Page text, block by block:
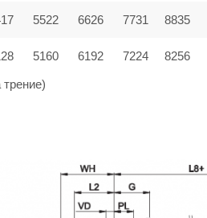
5522 6626 7731 8835
5160 6192 7224 8256